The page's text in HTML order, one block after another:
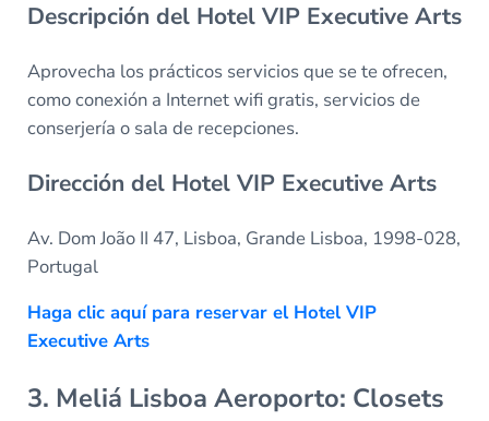
Descripción del Hotel VIP Executive Arts
Aprovecha los prácticos servicios que se te ofrecen,
como conexión a Internet wifi gratis, servicios de
conserjería o sala de recepciones.
Dirección del Hotel VIP Executive Arts
Av. Dom João II 47, Lisboa, Grande Lisboa, 1998-028,
Portugal
Haga clic aquí para reservar el Hotel VIP
Executive Arts
3. Meliá Lisboa Aeroporto: Closets